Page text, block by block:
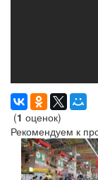
(1 оценок)
Рекомендуем к